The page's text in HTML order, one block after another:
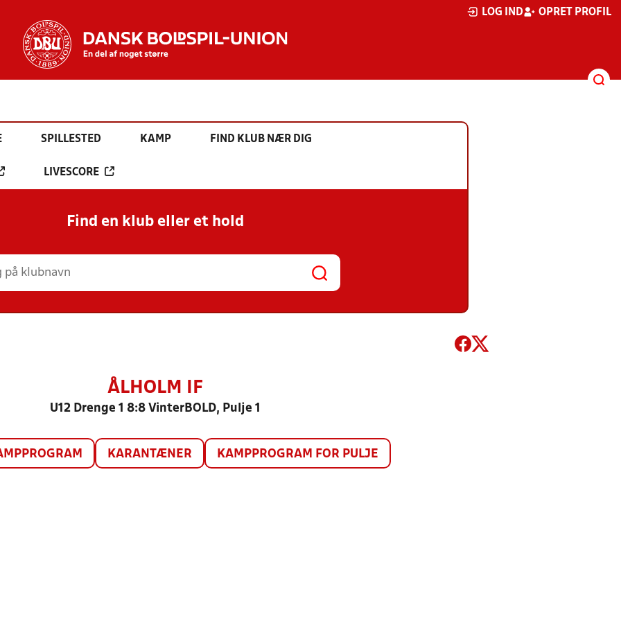
LOG IND OPRET PROFIL
SPILLESTED KAMP FIND KLUB NÆR DIG
LIVESCORE
Find en klub eller et hold
ÅLHOLM IF
U12 Drenge 1 8:8 VinterBOLD, Pulje 1
KARANTÆNER KAMPPROGRAM FOR PULJE